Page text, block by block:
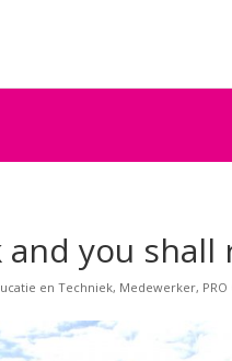
you shall
en Techniek, Medewerker,